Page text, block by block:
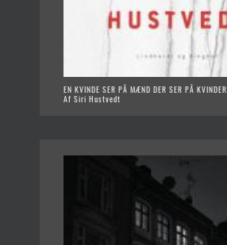
EN KVINDE SER PÅ MÆND DER SER PÅ KVINDER
Af Siri Hustvedt